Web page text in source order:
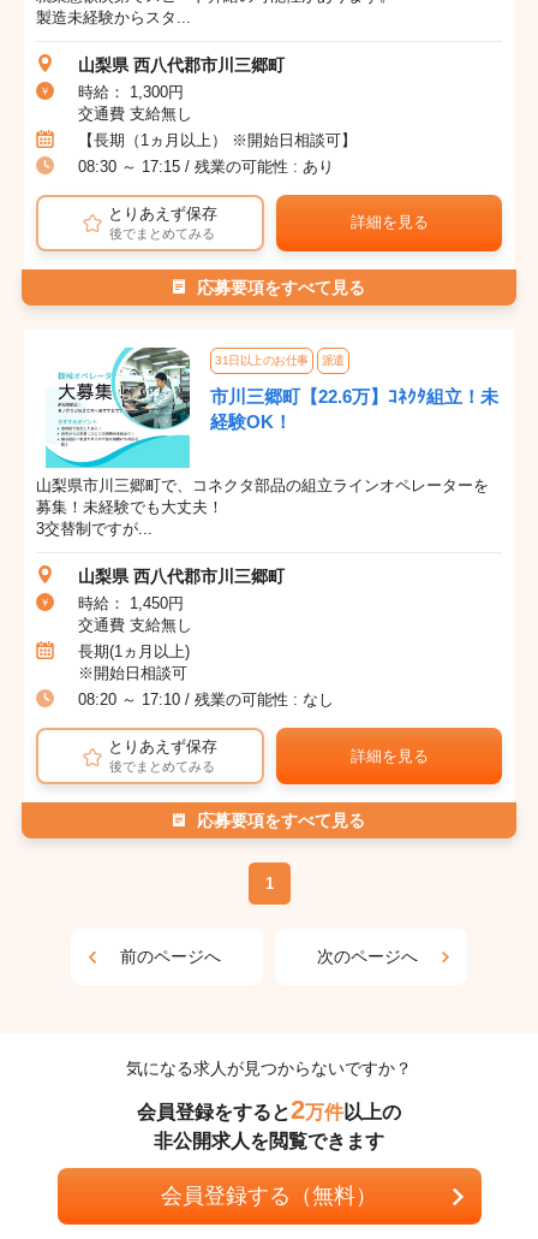
製造未経験からスタ...
山梨県 西八代郡市川三郷町
時給： 1,300円
交通費 支給無し
【長期（1ヵ月以上） ※開始日相談可】
08:30 ～ 17:15 / 残業の可能性 : あり
とりあえず保存
後でまとめてみる
詳細を見る
応募要項をすべて見る
31日以上のお仕事 派遣
市川三郷町【22.6万】ｺﾈｸﾀ組立！未
経験OK！
山梨県市川三郷町で、コネクタ部品の組立ラインオペレーターを
募集！未経験でも大丈夫！
3交替制ですが...
山梨県 西八代郡市川三郷町
時給： 1,450円
交通費 支給無し
長期(1ヵ月以上)
※開始日相談可
08:20 ～ 17:10 / 残業の可能性 : なし
とりあえず保存
後でまとめてみる
詳細を見る
応募要項をすべて見る
1
前のページへ 次のページへ
気になる求人が見つからないですか？
会員登録をすると2万件以上の
非公開求人を閲覧できます
会員登録する（無料）